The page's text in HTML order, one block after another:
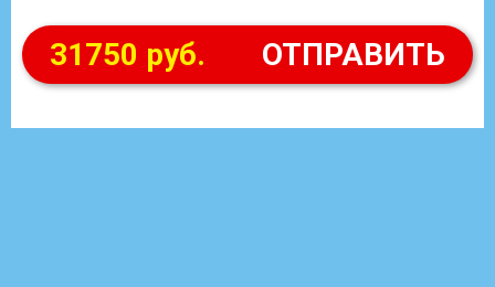
31750 руб. ОТПРАВИТЬ